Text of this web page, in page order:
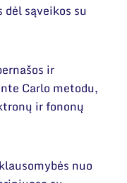
sąveikos su
ir
Carlo metodu,
ir fononų
nuo